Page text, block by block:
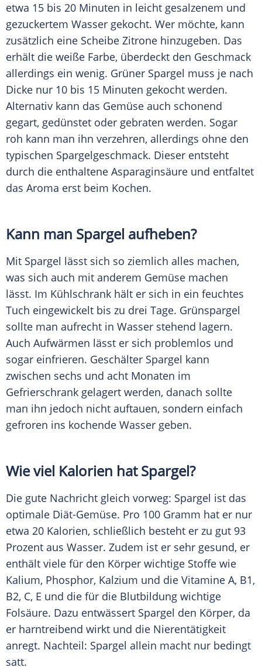
etwa 15 bis 20 Minuten in leicht gesalzenem und
gezuckertem Wasser gekocht. Wer möchte, kann
zusätzlich eine Scheibe Zitrone hinzugeben. Das
erhält die weiße Farbe, überdeckt den Geschmack
allerdings ein wenig. Grüner Spargel muss je nach
Dicke nur 10 bis 15 Minuten gekocht werden.
Alternativ kann das Gemüse auch schonend
gegart, gedünstet oder gebraten werden. Sogar
roh kann man ihn verzehren, allerdings ohne den
typischen Spargelgeschmack. Dieser entsteht
durch die enthaltene Asparaginsäure und entfaltet
das Aroma erst beim Kochen.
Kann man Spargel aufheben?
Mit Spargel lässt sich so ziemlich alles machen,
was sich auch mit anderem Gemüse machen
lässt. Im Kühlschrank hält er sich in ein feuchtes
Tuch eingewickelt bis zu drei Tage. Grünspargel
sollte man aufrecht in Wasser stehend lagern.
Auch Aufwärmen lässt er sich problemlos und
sogar einfrieren. Geschälter Spargel kann
zwischen sechs und acht Monaten im
Gefrierschrank gelagert werden, danach sollte
man ihn jedoch nicht auftauen, sondern einfach
gefroren ins kochende Wasser geben.
Wie viel Kalorien hat Spargel?
Die gute Nachricht gleich vorweg: Spargel ist das
optimale Diät-Gemüse. Pro 100 Gramm hat er nur
etwa 20 Kalorien, schließlich besteht er zu gut 93
Prozent aus Wasser. Zudem ist er sehr gesund, er
enthält viele für den Körper wichtige Stoffe wie
Kalium, Phosphor, Kalzium und die Vitamine A, B1,
B2, C, E und die für die Blutbildung wichtige
Folsäure. Dazu entwässert Spargel den Körper, da
er harntreibend wirkt und die Nierentätigkeit
anregt. Nachteil: Spargel allein macht nur bedingt
satt.